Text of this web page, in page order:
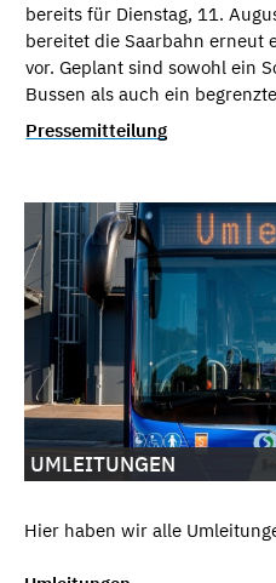
bereits für Dienstag, 11.
bereitet die Saarbahn erneut
vor. Geplant sind sowohl ein
Bussen als auch ein
Pressemitteilung
UMLEITUNGEN
Hier haben wir alle